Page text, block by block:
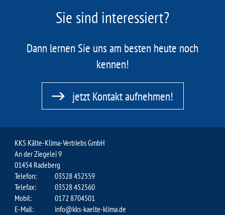
Sie sind interessiert?
Dann lernen Sie uns am besten heute noch
kennen!
jetzt Kontakt aufnehmen!
KKS Kälte-Klima-Vertriebs GmbH
An der Ziegelei 9
01454 Radeberg
Telefon:
03528 452559
Telefax:
03528 452560
Mobil:
0172 8704501
E-Mail:
info@kks-kaelte-klima.de